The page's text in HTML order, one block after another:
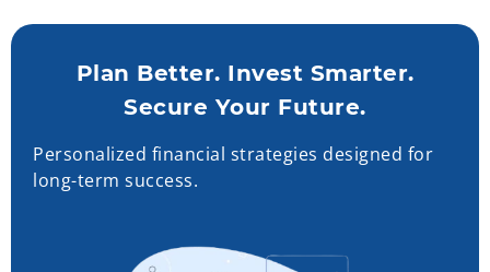
Plan Better. Invest Smarter.
Secure Your Future.
Personalized financial strategies designed for
long-term success.